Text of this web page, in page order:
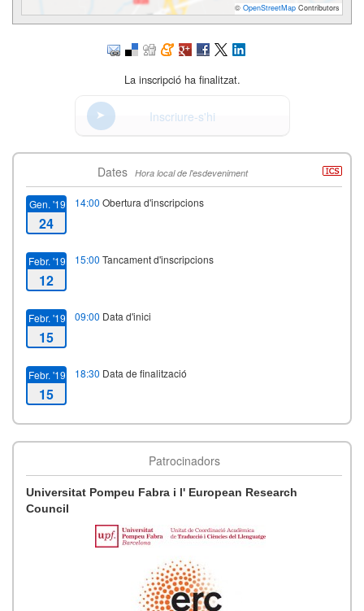
© OpenStreetMap Contributors
La inscripció ha finalitzat.
Inscriure-s'hi
Dates Hora local de l'esdeveniment
Gen. '19
24
14:00 Obertura d'inscripcions
Febr. '19
12
15:00 Tancament d'inscripcions
Febr. '19
15
09:00 Data d'inici
Febr. '19
15
18:30 Data de finalització
Patrocinadors
Universitat Pompeu Fabra i l' European Research
Council